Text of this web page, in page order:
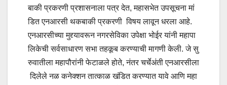
बाकी प्रकरणी प्रशासनाला पत्र देत, महासभेत उपसूचना मां
डित एनआरसी थकबाकी प्रकरणी विषय लावून धरला आहे.
एनआरसीच्या मुद्द्यावरून नगरसेविका उपेक्षा भोईर यांनी महापा
लिकेची सर्वसाधारण सभा तहकूब करण्याची मागणी केली. जे सु
रुवातीला महापौरांनी फेटाळले होते, नंतर चर्चेअंती एनआरसीला
दिलेले नळ कनेक्शन तात्काळ खंडित करण्यात यावे आणि महा